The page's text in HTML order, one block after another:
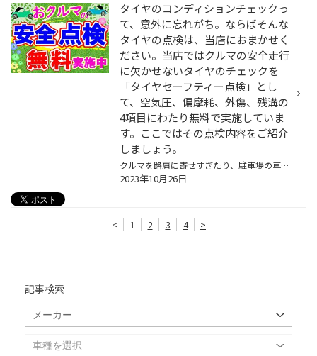
タイヤのコンディションチェックっ
て、意外に忘れがち。ならばそんな
タイヤの点検は、当店におまかせく
ださい。当店ではクルマの安全走行
に欠かせないタイヤのチェックを
「タイヤセーフティー点検」とし
て、空気圧、偏摩耗、外傷、残溝の
4項目にわたり無料で実施していま
す。ここではその点検内容をご紹介
しましょう。
クルマを路肩に寄せすぎたり、駐車場の車止めにぶつけたりして、お気に入りのホイールを傷つけてしまったという経験は、多くの方がお持ちなのではないかと思います。とっても残念な気持ちになりますが、そんなときタイヤも気にかけていらっしゃいますか？ 一方、タイヤの“見える側”にはワックスをき...
2023年10月26日
< 1 2 3 4 >
記事検索